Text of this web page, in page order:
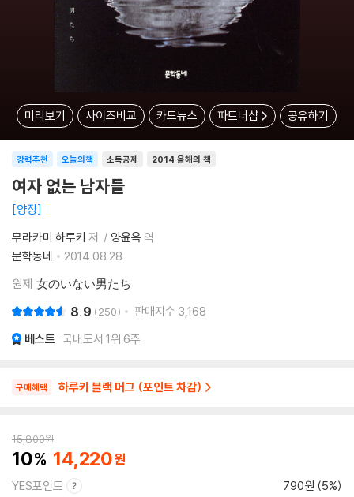
미리보기 사이즈비교 카드뉴스 파트너샵 공유하기
소득공제
강력추천 오늘의책 2014 올해의 책
여자 없는 남자들
양장
무라카미 하루키 저 양윤옥 역
문학동네
2014.08.28.
원제 女のいない男たち
8.9 250 판매지수 3,168
베스트 국내도서 1위 6주
구매혜택 하루키 블랙 머그 (포인트 차감)
15,800원
10 14,220
YES포인트 790원 (5%)